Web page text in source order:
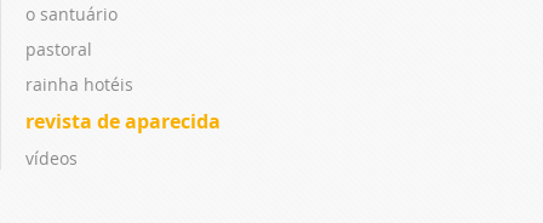
o santuário
pastoral
rainha hotéis
revista de aparecida
vídeos